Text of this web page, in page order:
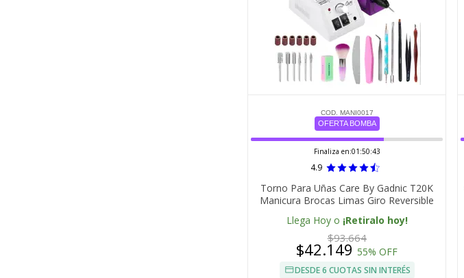
COD. MANI0017
OFERTA BOMBA
Finaliza en:01:50:42
4.9
Torno Para Uñas Care By Gadnic T20K
Manicura Brocas Limas Giro Reversible
Llega Hoy o ¡Retiralo hoy!
$93.664
$42.149 55% OFF
DESDE 6 CUOTAS SIN INTERÉS